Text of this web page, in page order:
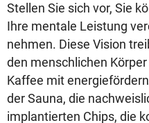
Stellen Sie sich vor, Sie
Ihre mentale Leistung
nehmen. Diese Vision
den menschlichen
Kaffee mit
der Sauna, die
implantierten Chips, die